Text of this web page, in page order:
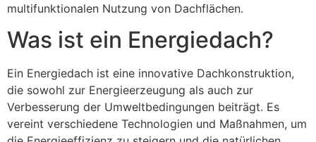
multifunktionalen Nutzung von Dachflächen.
Was ist ein Energiedach?
Ein Energiedach ist eine innovative Dachkonstruktion,
die sowohl zur Energieerzeugung als auch zur
Verbesserung der Umweltbedingungen beiträgt. Es
vereint verschiedene Technologien und Maßnahmen, um